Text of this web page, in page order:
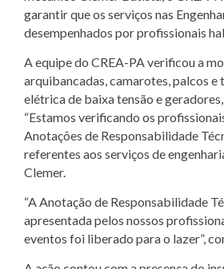
garantir que os serviços nas
desempenhados por profissionais
A equipe do CREA-PA verificou a
arquibancadas, camarotes, palcos e
elétrica de baixa tensão e
“Estamos verificando os
Anotações de Responsabilidade
referentes aos serviços de
Clemer.
“A Anotação de Responsabilidade
apresentada pelos nossos
eventos foi liberado para o lazer”,